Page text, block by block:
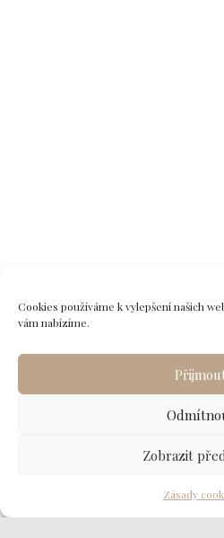
Cookies používáme k vylepšení našich
vám nabízíme.
Zobrazit
Zásady